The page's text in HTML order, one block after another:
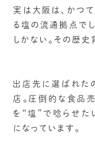
実は大阪は、かつ
る塩の流通拠点で
しかない。その歴史
出店先に選ばれた
店。圧倒的な食品
を“塩”で唸らせた
になっています。